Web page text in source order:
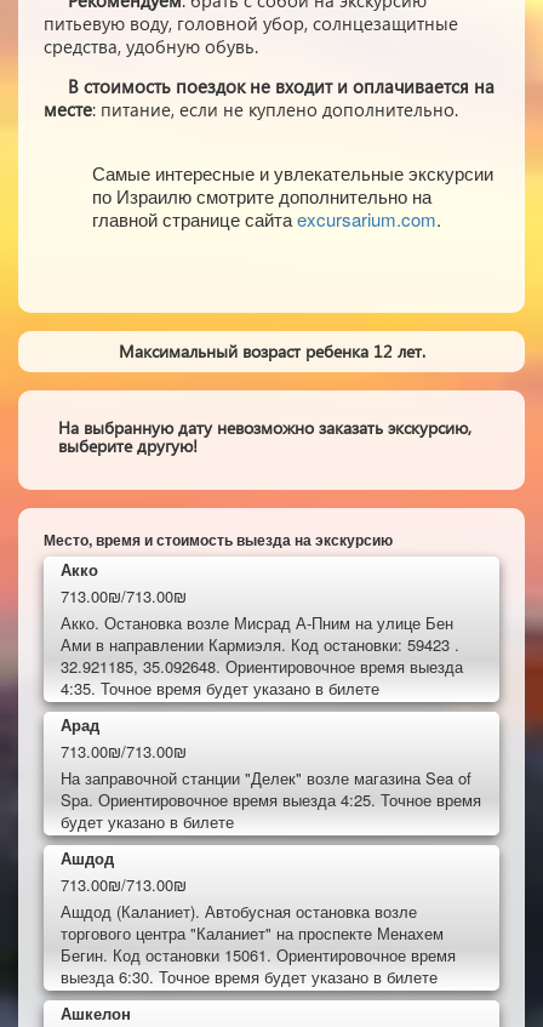
питьевую воду, головной убор, солнцезащитные
средства, удобную обувь.
В стоимость поездок не входит и оплачивается на
месте: питание, если не куплено дополнительно.
Самые интересные и увлекательные экскурсии
по Израилю смотрите дополнительно на
главной странице сайтаexcursarium.com.
Максимальный возраст ребенка 12 лет.
На выбранную дату невозможно заказать экскурсию,
выберите другую!
Место, время и стоимость выезда на экскурсию
Акко
713.00₪/713.00₪
Акко. Остановка возле Мисрад А-Пним на улице Бен
Ами в направлении Кармиэля. Код остановки: 59423 .
32.921185, 35.092648. Ориентировочное время выезда
4:35. Точное время будет указано в билете
Арад
713.00₪/713.00₪
На заправочной станции "Делек" возле магазина Sea of
Spa. Ориентировочное время выезда 4:25. Точное время
будет указано в билете
Ашдод
713.00₪/713.00₪
Ашдод (Каланиет). Автобусная остановка возле
торгового центра "Каланиет" на проспекте Менахем
Бегин. Код остановки 15061. Ориентировочное время
выезда 6:30. Точное время будет указано в билете
Ашкелон